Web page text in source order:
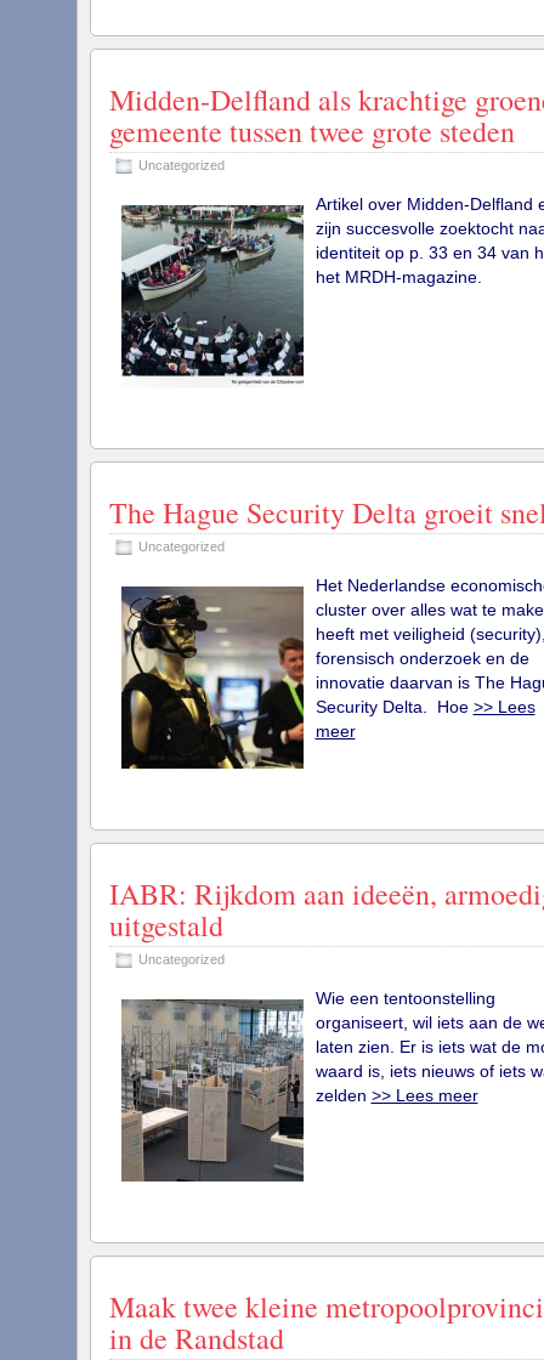
Midden-Delfland als krachtige
gemeente tussen twee grote steden
Uncategorized
Artikel over Midden-Delfland
zijn succesvolle zoektocht
identiteit op p. 33 en 34 van
het MRDH-magazine.
The Hague Security Delta groeit
Uncategorized
Het Nederlandse
cluster over alles wat te
heeft met veiligheid
forensisch onderzoek en de
innovatie daarvan is The
Security Delta. Hoe >> Lees
meer
IABR: Rijkdom aan ideeën,
uitgestald
Uncategorized
Wie een tentoonstelling
organiseert, wil iets aan de
laten zien. Er is iets wat de
waard is, iets nieuws of iets
zelden >> Lees meer
Maak twee kleine
in de Randstad